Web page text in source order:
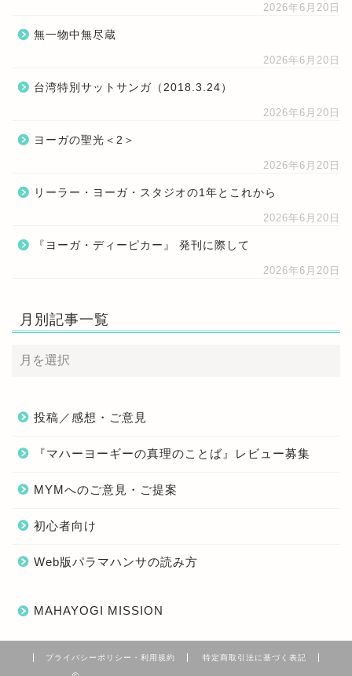
2026年6月20日
無一物中無尽蔵
2026年6月20日
台湾特別サットサンガ（2018.3.24）
2026年6月20日
ヨーガの聖光＜2＞
2026年6月20日
リーラー・ヨーガ・スタジオの1年とこれから
2026年6月20日
『ヨーガ・ディーピカー』 発刊に際して
2026年6月20日
月別記事一覧
投稿／感想・ご意見
『マハーヨーギーの真理のことば』レビュー募集
MYMへのご意見・ご提案
初心者向け
Web版パラマハンサの読み方
MAHAYOGI MISSION
プライバシーポリシー・利用規約 特定商取引法に基づく表記